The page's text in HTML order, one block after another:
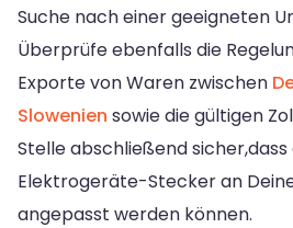
Suche nach einer geeigneten
Überprüfe ebenfalls die
Exporte von Waren zwischen
Slowenien sowie die gültigen
Stelle abschließend
Elektrogeräte-Stecker an
angepasst werden können.